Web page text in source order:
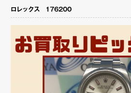
ロレックス 176200